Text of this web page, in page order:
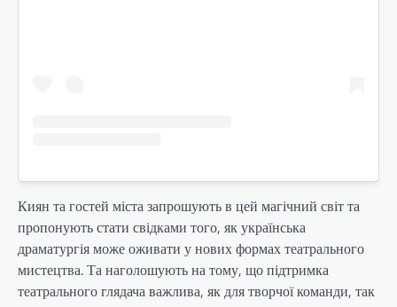
Киян та гостей міста запрошують в цей магічний світ та
пропонують стати свідками того, як українська
драматургія може оживати у нових формах театрального
мистецтва. Та наголошують на тому, що підтримка
театрального глядача важлива, як для творчої команди, так